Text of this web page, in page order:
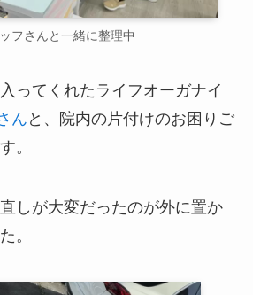
フさんと一緒に整理中
ってくれたライフオーガナイ
んと、院内の片付けのお困りご
。
しが大変だったのが外に置か
。